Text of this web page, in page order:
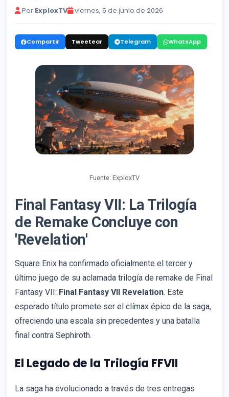
Por ExploxTV viernes, 5 de junio de 2026
Compartir Tweetear Telegram WhatsApp
Fuente: ExploxTV
Final Fantasy VII: La Trilogía
de Remake Concluye con
'Revelation'
Square Enix ha confirmado oficialmente el tercer y
último juego de su aclamada trilogía de remake de Final
Fantasy VII: Final Fantasy VII Revelation. Este
esperado título promete ser el clímax épico de la saga,
ofreciendo una escala sin precedentes y una batalla
final contra Sephiroth.
El Legado de la Trilogía FFVII
La saga ha evolucionado a través de tres entregas